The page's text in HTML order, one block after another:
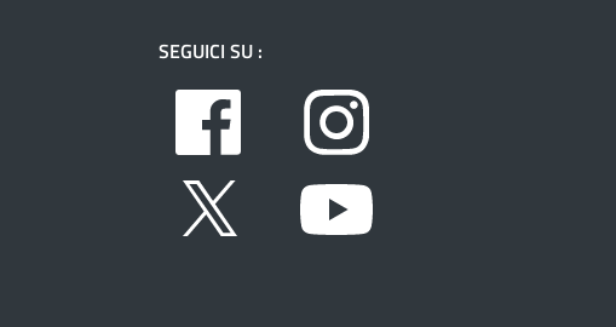
SEGUICI SU :
Facebook
Twitter